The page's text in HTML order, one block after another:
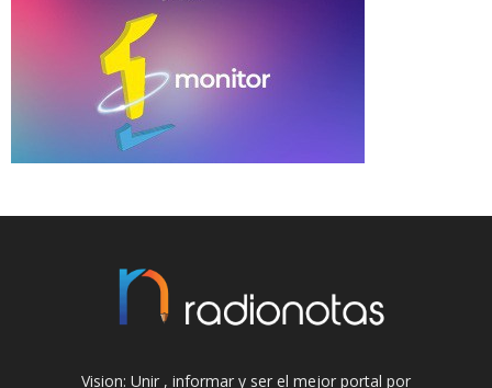
Vision: Unir , informar y ser el mejor portal por